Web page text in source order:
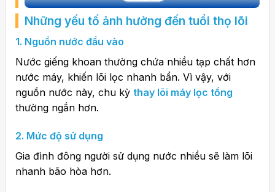
Những yếu tố ảnh hưởng đến tuổi thọ lõi
1. Nguồn nước đầu vào
Nước giếng khoan thường chứa nhiều tạp chất hơn
nước máy, khiến lõi lọc nhanh bẩn. Vì vậy, với
nguồn nước này, chu kỳ thay lõi máy lọc tổng
thường ngắn hơn.
2. Mức độ sử dụng
Gia đình đông người sử dụng nước nhiều sẽ làm lõi
nhanh bão hòa hơn.